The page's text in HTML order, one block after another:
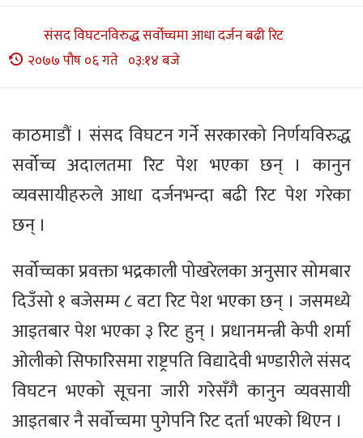
संसद विघटनविरुद्ध सर्वोच्चमा आधा दर्जन बढी रिट
२०७७ पौष ०६ गते ०३:१४ बजे
काठमाडौं । संसद विघटन गर्ने सरकारको निर्णयविरुद्ध
सर्वोच्च अदालतमा रिट पेश भएका छन् । कानुन
व्यवसायीहरुले आधा दर्जनभन्दा बढी रिट पेश गरेका
छन् ।
सर्वोच्चका प्रवक्ता भद्रकाली पोखरेलका अनुसार सोमबार
दिउँसो १ बजेसम्म ८ वटा रिट पेश भएका छन् । जसमध्ये
आइतबार पेश भएका ३ रिट हुन् । प्रधानमन्त्री केपी शर्मा
ओलीको सिफारिसमा राष्ट्रपति विद्यादेवी भण्डारीले संसद
विघटन भएको सूचना जारी गरेसँगै कानुन व्यवसायी
आइतबार नै सर्वोच्चमा पुगेपनि रिट दर्ता भएको थिएन ।